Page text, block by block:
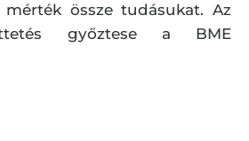
össze tudásukat. Az
győztese a BME